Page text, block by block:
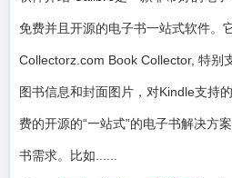
免费并且开源的电子书一站式软件。
Collectorz.com Book Collector, 特别
图书信息和封面图片，对Kindle支持
费的开源的“一站式”的电子书解决方
书需求。比如......